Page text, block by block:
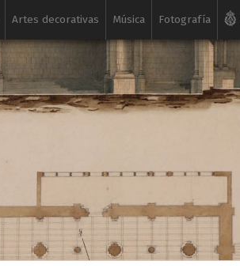
Artes decorativas Música Fotografía